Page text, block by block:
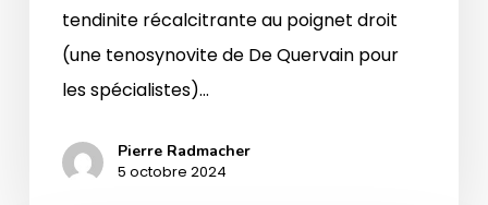
tendinite récalcitrante au poignet droit
(une tenosynovite de De Quervain pour
les spécialistes)…
Pierre Radmacher
5 octobre 2024